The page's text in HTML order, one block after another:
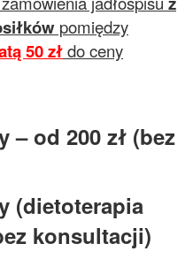
pomiędzy
50 złdo ceny
– od 200 zł (bez
(dietoterapia
konsultacji)